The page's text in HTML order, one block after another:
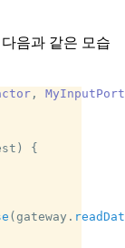
다음과 같은 모습
,
{
(gateway.